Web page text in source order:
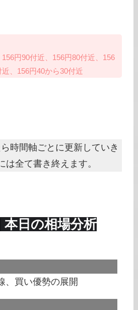
円90付近、156円80付近、156
、156円40から30付近
時間軸ごとに更新していき
は全て書き終えます。
本日の相場分析
、買い優勢の展開